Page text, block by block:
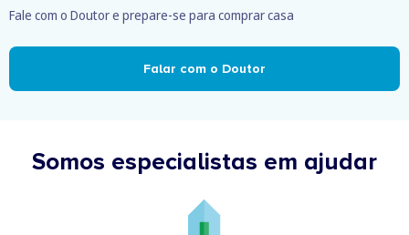
Fale com o Doutor e prepare-se para comprar casa
Falar com o Doutor
Somos especialistas em ajudar